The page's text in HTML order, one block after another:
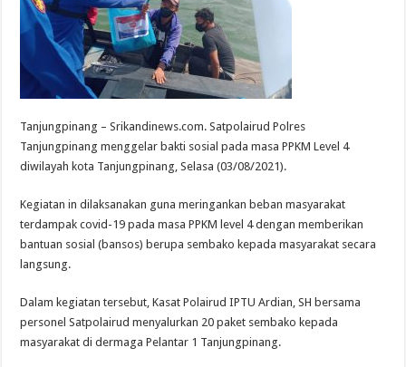
Tanjungpinang – Srikandinews.com. Satpolairud Polres
Tanjungpinang menggelar bakti sosial pada masa PPKM Level 4
diwilayah kota Tanjungpinang, Selasa (03/08/2021).
Kegiatan in dilaksanakan guna meringankan beban masyarakat
terdampak covid-19 pada masa PPKM level 4 dengan memberikan
bantuan sosial (bansos) berupa sembako kepada masyarakat secara
langsung.
Dalam kegiatan tersebut, Kasat Polairud IPTU Ardian, SH bersama
personel Satpolairud menyalurkan 20 paket sembako kepada
masyarakat di dermaga Pelantar 1 Tanjungpinang.